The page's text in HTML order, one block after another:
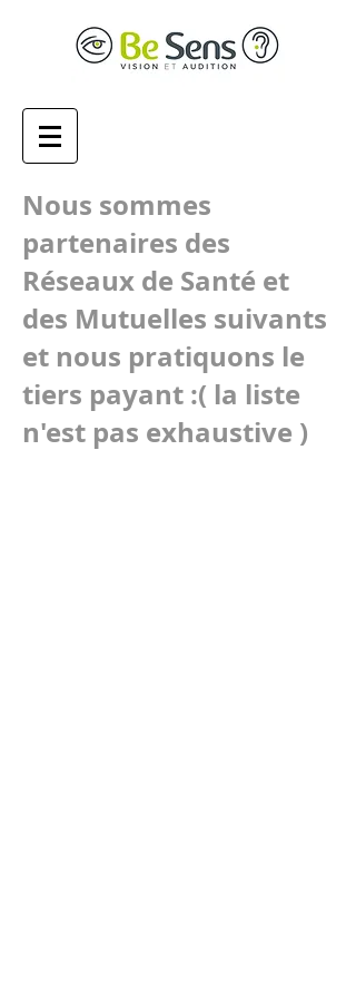
Nous sommes
partenaires des
Réseaux de Santé et
des Mutuelles suivants
et nous pratiquons le
tiers payant :( la liste
n'est pas exhaustive )